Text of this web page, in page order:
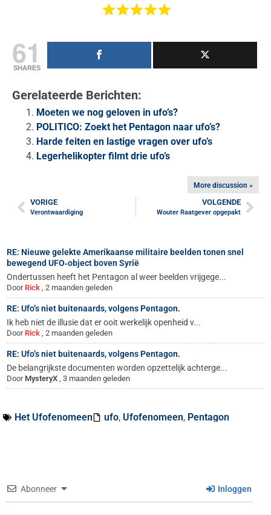
61
SHARES
Gerelateerde Berichten:
Moeten we nog geloven in ufo’s?
POLITICO: Zoekt het Pentagon naar ufo’s?
Harde feiten en lastige vragen over ufo’s
Legerhelikopter filmt drie ufo’s
More discussion »
VORIGE
Verontwaardiging
VOLGENDE
Wouter Raatgever opgepakt
RE: Nieuwe gelekte Amerikaanse militaire beelden tonen snel
bewegend UFO‑object boven Syrië
Ondertussen heeft het Pentagon al weer beelden vrijgege...
DoorRick , 2 maanden geleden
RE: Ufo’s niet buitenaards, volgens Pentagon.
Ik heb niet de illusie dat er ooit werkelijk openheid v...
DoorRick , 2 maanden geleden
RE: Ufo’s niet buitenaards, volgens Pentagon.
De belangrijkste documenten worden opzettelijk achterge...
DoorMysteryX , 3 maanden geleden
Het Ufofenomeen ufo, Ufofenomeen, Pentagon
Abonneer Inloggen